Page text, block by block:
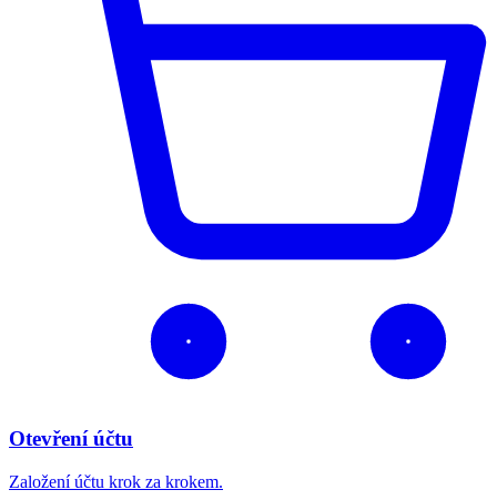
Otevření účtu
Založení účtu krok za krokem.